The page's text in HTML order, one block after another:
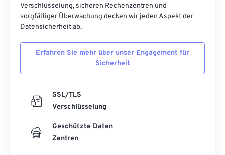
Verschlüsselung, sicheren Rechenzentren und
sorgfältiger Überwachung decken wir jeden Aspekt der
Datensicherheit ab.
Erfahren Sie mehr über unser Engagement für
Sicherheit
SSL/TLS
Verschlüsselung
Geschützte Daten
Zentren